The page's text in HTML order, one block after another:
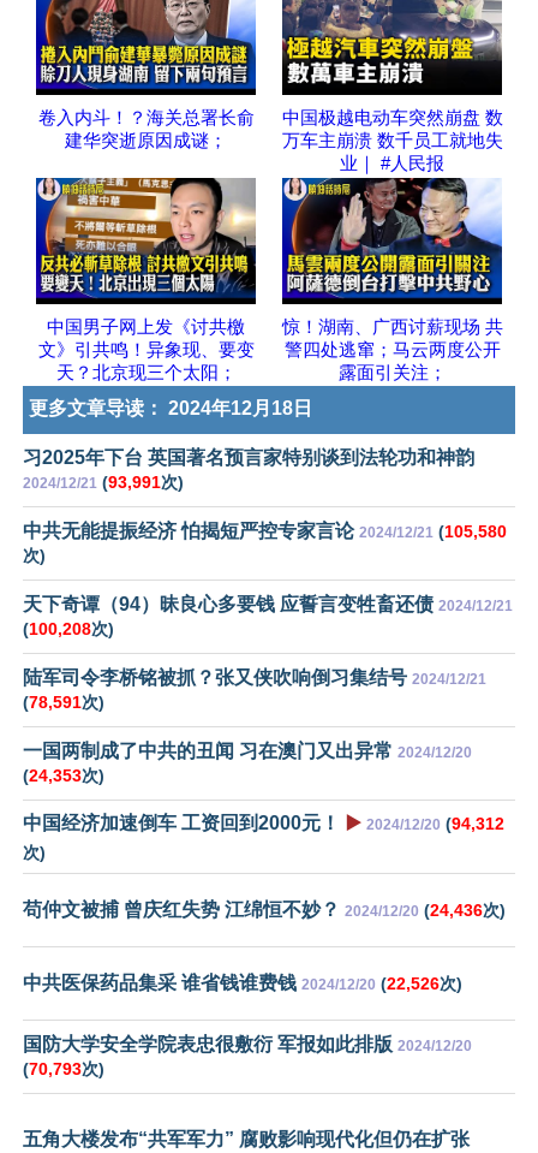
卷入内斗！？海关总署长俞
建华突逝原因成谜；
中国极越电动车突然崩盘 数
万车主崩溃 数千员工就地失
业｜ #人民报
中国男子网上发《讨共檄
文》引共鸣！异象现、要变
天？北京现三个太阳；
惊！湖南、广西讨薪现场 共
警四处逃窜；马云两度公开
露面引关注；
更多文章导读： 2024年12月18日
习2025年下台 英国著名预言家特别谈到法轮功和神韵
2024/12/21 (93,991次)
中共无能提振经济 怕揭短严控专家言论 2024/12/21 (105,580
次)
天下奇谭（94）昧良心多要钱 应誓言变牲畜还债 2024/12/21
(100,208次)
陆军司令李桥铭被抓？张又侠吹响倒习集结号 2024/12/21
(78,591次)
一国两制成了中共的丑闻 习在澳门又出异常 2024/12/20
(24,353次)
中国经济加速倒车 工资回到2000元！ ▶️ 2024/12/20 (94,312
次)
苟仲文被捕 曾庆红失势 江绵恒不妙？ 2024/12/20 (24,436次)
中共医保药品集采 谁省钱谁费钱 2024/12/20 (22,526次)
国防大学安全学院表忠很敷衍 军报如此排版 2024/12/20
(70,793次)
五角大楼发布“共军军力” 腐败影响现代化但仍在扩张